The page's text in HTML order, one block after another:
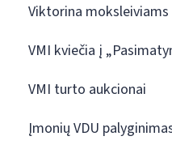
Viktorina moksleiviams
VMI kviečia į
VMI turto aukcionai
Įmonių VDU